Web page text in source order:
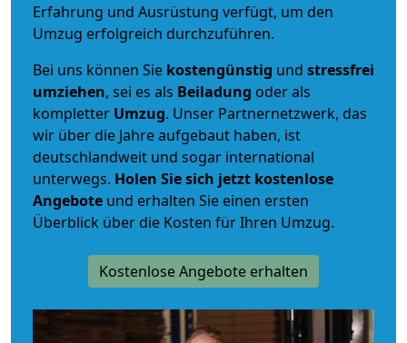
Erfahrung und Ausrüstung verfügt, um den
Umzug erfolgreich durchzuführen.
Bei uns können Sie kostengünstig und stressfrei
umziehen, sei es als Beiladung oder als
kompletter Umzug. Unser Partnernetzwerk, das
wir über die Jahre aufgebaut haben, ist
deutschlandweit und sogar international
unterwegs. Holen Sie sich jetzt kostenlose
Angebote und erhalten Sie einen ersten
Überblick über die Kosten für Ihren Umzug.
Kostenlose Angebote erhalten